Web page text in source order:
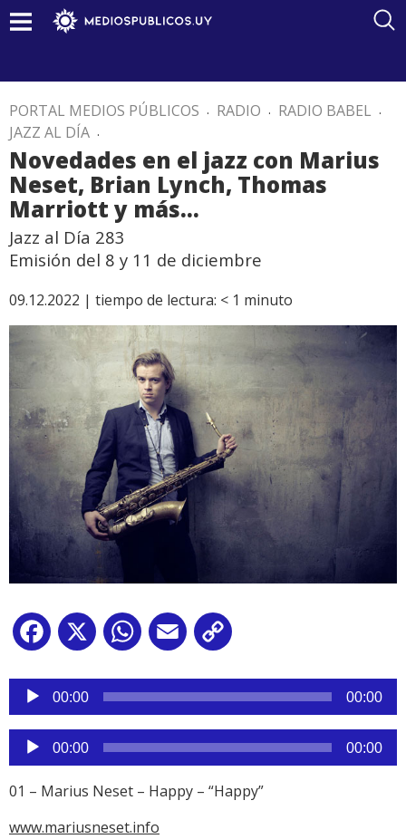
PORTAL MEDIOS PÚBLICOS . RADIO . RADIO BABEL .
JAZZ AL DÍA .
Novedades en el jazz con Marius
Neset, Brian Lynch, Thomas
Marriott y más…
Jazz al Día 283
Emisión del 8 y 11 de diciembre
09.12.2022 | tiempo de lectura: < 1 minuto
Facebook
X WhatsApp
Email
Reproductor
audio
00:00 00:00
Reproductor
de
audio
00:00 00:00
01 – Marius Neset – Happy – “Happy”
www.mariusneset.info